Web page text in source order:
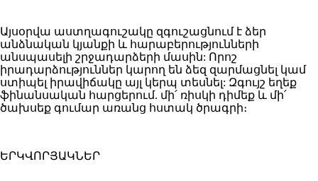
Այսօրվա աստղագուշակը զգուշացնում է ձեր
անձնական կյանքի և հարաբերությունների
անսպասելի շրջադարձերի մասին: Որոշ
իրադարձություններ կարող են ձեզ զարմացնել կամ
ստիպել իրավիճակը այլ կերպ տեսնել: Զգույշ եղեք
ֆինանսական հարցերում. մի՛ ռիսկի դիմեք և մի՛
ծախսեք գումար առանց հստակ ծրագրի։
ԵՐԿՎՈՐՅԱԿՆԵՐ